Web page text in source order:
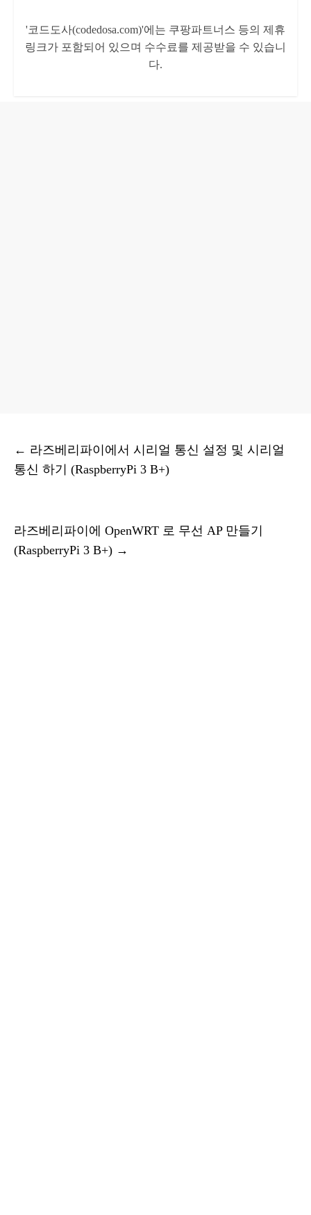
'코드도사(codedosa.com)'에는 쿠팡파트너스 등의 제휴
링크가 포함되어 있으며 수수료를 제공받을 수 있습니
다.
← 라즈베리파이에서 시리얼 통신 설정 및 시리얼
통신 하기 (RaspberryPi 3 B+)
라즈베리파이에 OpenWRT 로 무선 AP 만들기
(RaspberryPi 3 B+) →